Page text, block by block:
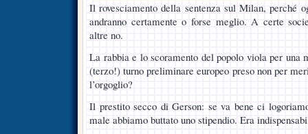
Il rovesciamento della sentenza sul Milan, perché
andranno certamente o forse meglio. A certe
altre no.
La rabbia e lo scoramento del popolo viola per una
(terzo!) turno preliminare europeo preso non per
l’orgoglio?
Il prestito secco di Gerson: se va bene ci
male abbiamo buttato uno stipendio. Era